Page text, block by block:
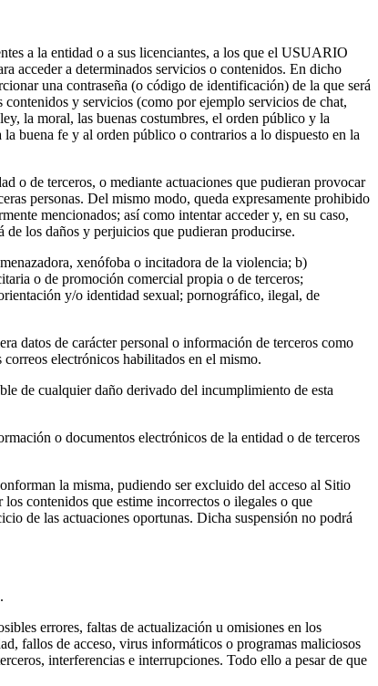
a la entidad o a sus licenciantes, a los que el USUARIO
acceder a determinados servicios o contenidos. En dicho
una contraseña (o código de identificación) de la que será
y servicios (como por ejemplo servicios de chat,
la moral, las buenas costumbres, el orden público y la
buena fe y al orden público o contrarios a lo dispuesto en la
o de terceros, o mediante actuaciones que pudieran provocar
personas. Del mismo modo, queda expresamente prohibido
mencionados; así como intentar acceder y, en su caso,
los daños y perjuicios que pudieran producirse.
xenófoba o incitadora de la violencia; b)
o de promoción comercial propia o de terceros;
y/o identidad sexual; pornográfico, ilegal, de
datos de carácter personal o información de terceros como
electrónicos habilitados en el mismo.
de cualquier daño derivado del incumplimiento de esta
o documentos electrónicos de la entidad o de terceros
la misma, pudiendo ser excluido del acceso al Sitio
contenidos que estime incorrectos o ilegales o que
de las actuaciones oportunas. Dicha suspensión no podrá
errores, faltas de actualización u omisiones en los
fallos de acceso, virus informáticos o programas maliciosos
interferencias e interrupciones. Todo ello a pesar de que